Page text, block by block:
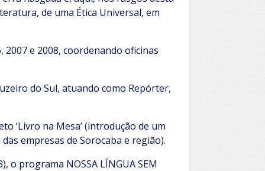
de uma Ética Universal, em
2007 e 2008, coordenando oficinas
do Sul, atuando como Repórter,
‘Livro na Mesa’ (introdução de um
empresas de Sorocaba e região).
o programa NOSSA LÍNGUA SEM